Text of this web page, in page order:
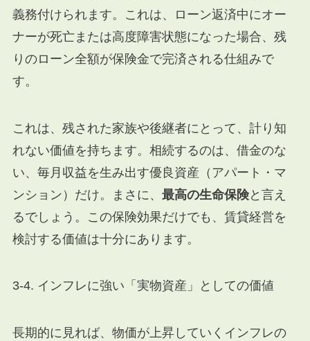
義務付けられます。これは、ローン返済中にオー
ナーが死亡または高度障害状態になった場合、残
りのローン全額が保険金で完済される仕組みで
す。
これは、残された家族や後継者にとって、計り知
れない価値を持ちます。相続するのは、借金のな
い、毎月収益を生み出す優良資産（アパート・マ
ンション）だけ。まさに、 最高の生命保険と言え
るでしょう。この保険効果だけでも、賃貸経営を
検討する価値は十分にあります。
3-4. インフレに強い「実物資産」としての価値
長期的に見れば、物価が上昇していくインフレの